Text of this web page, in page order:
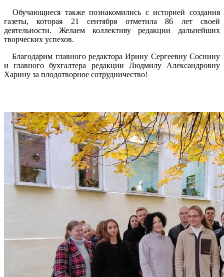
Обучающиеся также познакомились с историей создания
газеты, которая 21 сентября отметила 86 лет своей
деятельности. Желаем коллективу редакции дальнейших
творческих успехов.
Благодарим главного редактора Ирину Сергеевну Соснину
и главного бухгалтера редакции Людмилу Александровну
Харину за плодотворное сотрудничество!